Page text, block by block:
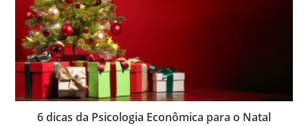
6 dicas da Psicologia Econômica para o Natal